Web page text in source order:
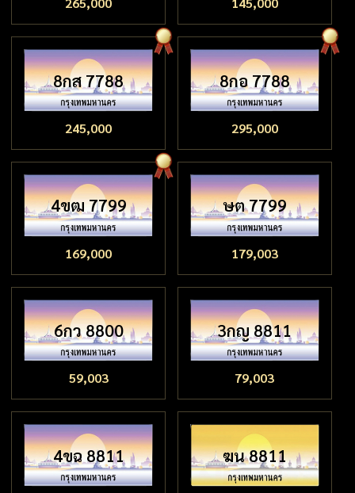
8กส 7788
245,000
8กอ 7788
295,000
4ขฒ 7799
169,000
ษต 7799
179,003
6กว 8800
59,003
3กญ 8811
79,003
4ขฉ 8811 ฆน 8811